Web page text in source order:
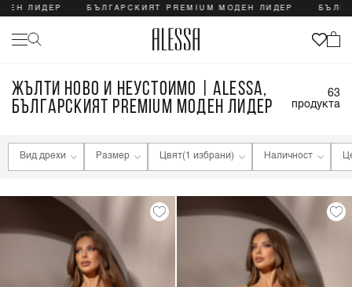
БЪЛГАРСКИЯТ PREMIUM МОДЕН ЛИДЕР
ЖЪЛТИ НОВО И НЕУСТОИМО | ALESSA,
БЪЛГАРСКИЯТ PREMIUM МОДЕН ЛИДЕР
63
продукта
Вид дрехи Размер Цвят(1 избрани) Наличност